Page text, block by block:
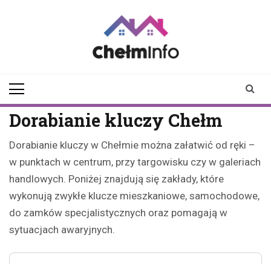
Dorabianie kluczy Chełm
Dorabianie kluczy w Chełmie można załatwić od ręki –
w punktach w centrum, przy targowisku czy w galeriach
handlowych. Poniżej znajdują się zakłady, które
wykonują zwykłe klucze mieszkaniowe, samochodowe,
do zamków specjalistycznych oraz pomagają w
sytuacjach awaryjnych.